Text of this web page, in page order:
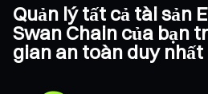
Quản lý tất cả tài sản
Swan Chain của bạn
gian an toàn duy nhất